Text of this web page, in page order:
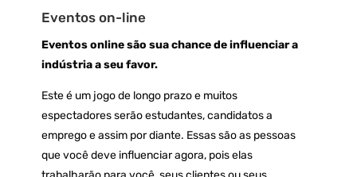
Eventos on-line
Eventos online são sua chance de influenciar a
indústria a seu favor.
Este é um jogo de longo prazo e muitos
espectadores serão estudantes, candidatos a
emprego e assim por diante. Essas são as pessoas
que você deve influenciar agora, pois elas